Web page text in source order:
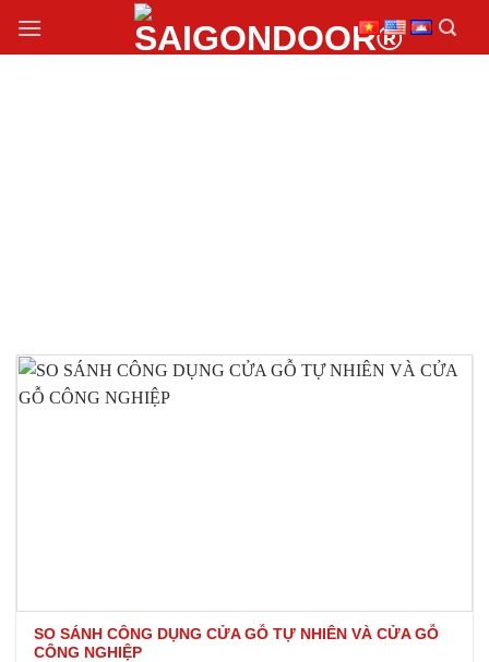
đến
SO SÁNH CÔNG DỤNG CỬA GỖ TỰ NHIÊN VÀ CỬA GỖ
CÔNG NGHIỆP